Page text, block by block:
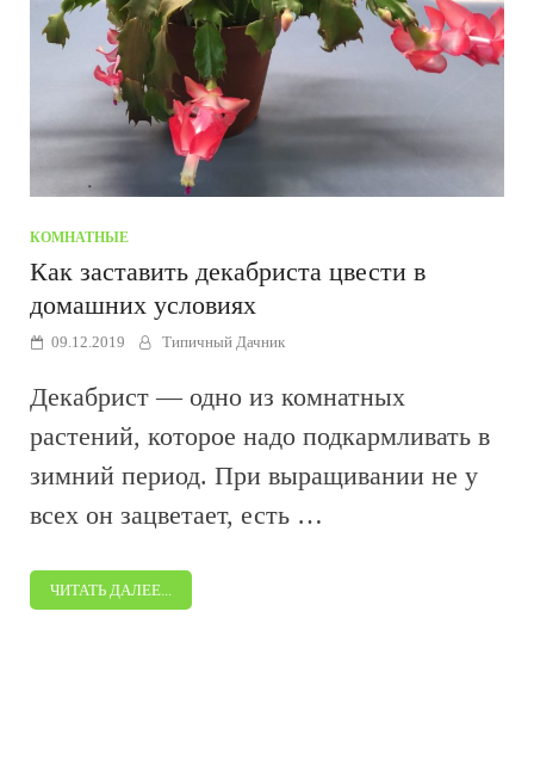
КОМНАТНЫЕ
Как заставить декабриста цвести в
домашних условиях
09.12.2019 Типичный Дачник
Декабрист — одно из комнатных
растений, которое надо подкармливать в
зимний период. При выращивании не у
всех он зацветает, есть …
ЧИТАТЬ ДАЛЕЕ...